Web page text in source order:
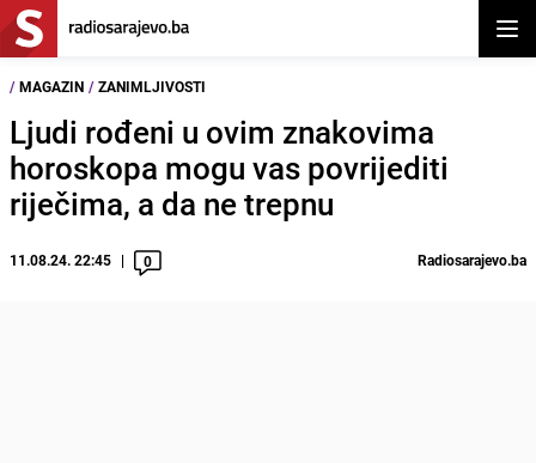
/ MAGAZIN / ZANIMLJIVOSTI
Ljudi rođeni u ovim znakovima
horoskopa mogu vas povrijediti
riječima, a da ne trepnu
11.08.24. 22:45 0 Radiosarajevo.ba